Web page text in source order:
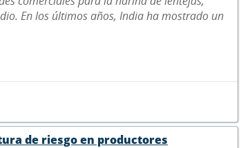
En los últimos años, India ha mostrado un
de riesgo en productores